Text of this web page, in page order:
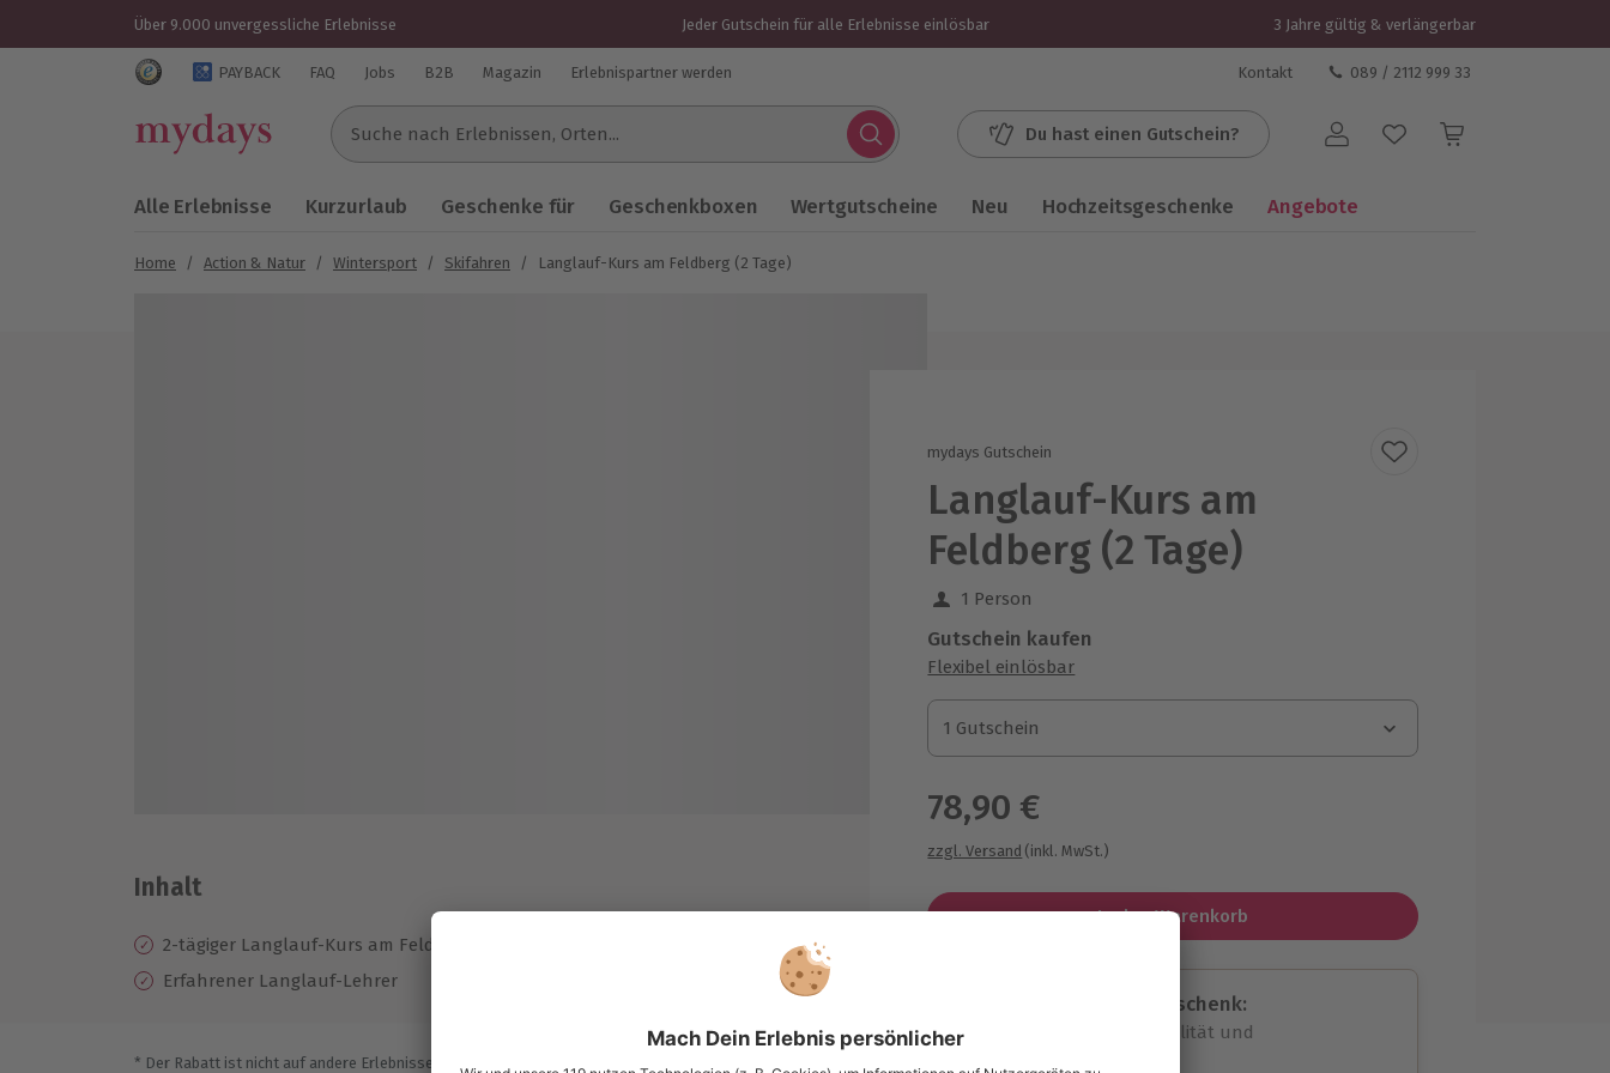
Über 9.000 unvergessliche Erlebnisse Jeder Gutschein für alle Erlebnisse einlösbar 3 Jahre gültig & verlängerbar
Trustedshops Bewertungen für mydays.de
PAYBACK FAQ Jobs B2B Magazin Erlebnispartner werden Kontakt 089 / 2112 999 33
Suche nach Erlebnissen...
Du hast einen Gutschein? Benutzerkonto
Alle Erlebnisse Kurzurlaub Geschenke für Geschenkboxen Wertgutscheine Neu Hochzeitsgeschenke Angebote
Home / Action & Natur / Wintersport / Skifahren / Langlauf-Kurs am Feldberg (2 Tage)
mydays Gutschein
Langlauf-Kurs am
Feldberg (2 Tage)
1 Person
Gutschein kaufen
Flexibel einlösbar
1 Gutschein
1 Gutschein
1 Gutschein
78,90 €
zzgl. Versand (inkl. MwSt.)
In den Warenkorb
Immer das passende Geschenk:
Große Auswahl, volle Flexibilität und
Inhalt
2-tägiger Langlauf-Kurs am Feldberg
Erfahrener Langlauf-Lehrer
* Der Rabatt ist nicht auf andere Erlebnisse bei der Einlösung übertragbar.